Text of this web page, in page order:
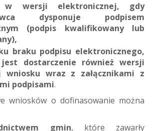
w wersji elektronicznej, gdy
dysponuje podpisem
(podpis kwalifikowany lub
braku podpisu elektronicznego,
jest dostarczenie również wersji
wniosku wraz z załącznikami z
podpisami.
wniosków o dofinasowanie można
gmin, które zawarły